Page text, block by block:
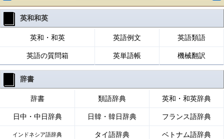
英和和英
英和・和英 英語例文 英語類語
英語の質問箱 英単語帳 機械翻訳
辞書
辞書 類語辞典 英和・和英辞典
日中・中日辞典 日韓・韓日辞典 フランス語辞典
インドネシア語辞典 タイ語辞典 ベトナム語辞典